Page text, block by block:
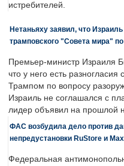
истребителей.
Нетаньяху заявил, что
трамповского "Совета мира"
Премьер-министр Израиля
что у него есть
Трампом по вопросу
Израиль не соглашался с
лидер объявил на прошлой
ФАС возбудила дело против
непредустановки RuStore и Max
Федеральная